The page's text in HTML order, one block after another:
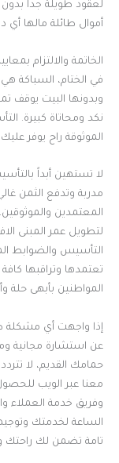
لعقود طويلة جداً
أموال طائلة مالها أي
الخاتمة والالتزام
في الختام، السباكة هي
وبدونها البيت يوقف
نكد ومحاتاة كبيرة.
الموثوقة راح يوفر
لا تستهين أبداً
مدربة وتدفع الثمن
المعتمدين
لتطويل عمر المبنى
التأسيس والضوابط
تعتمدها وتراقبها
المواطنين بأبهى حلة
إذا واجهت أي مشكلة
عن استشارة مجانية
حمامك القديم، لا
معنا عبر الويب
وفريق خدمة العملاء
الساعة لخدمتك
تامة تضمن لك راحتك